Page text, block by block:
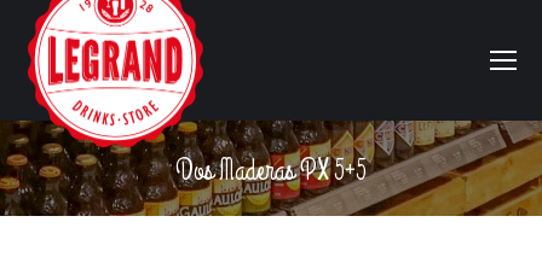
Dos Maderas PX 5+5
Vous êtes ici :